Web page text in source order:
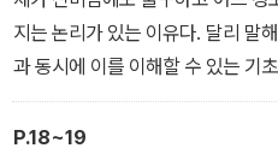
지는 논리가 있는 이유다. 달리 말
과 동시에 이를 이해할 수 있는 기
형이상학에 관해 말하는 철학자들
이를 명확하게 설명하지는 못한다.
P.18~19